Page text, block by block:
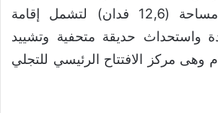
السادات على مساحة (12,6 فدان) لتشمل إقامة
واستحداث حديقة متحفية وتشييد
وهى مركز الافتتاح الرئيسي للتجلي